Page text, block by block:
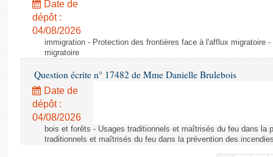
Date de
dépôt :
04/08/2026
immigration - Protection des frontières face à l'afflux migratoire
migratoire
Question écrite n° 17482 de Mme Danielle Brulebois
Date de
dépôt :
04/08/2026
bois et forêts - Usages traditionnels et maîtrisés du feu dans la
traditionnels et maîtrisés du feu dans la prévention des